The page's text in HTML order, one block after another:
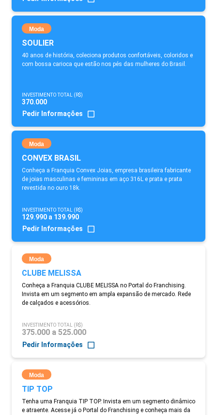
Moda
SOULIER
40 anos de história, coleciona produtos confortáveis, coloridos e
com bossa carioca que estão nos pés das mulheres do Brasil.
INVESTIMENTO TOTAL (R$)
370.000
Pedir Informações
Moda
CONVEX BRASIL
Conheça a Franquia Convex Joias, empresa brasileira fabricante
de joias masculinas e femininas em aço 316L e prata e prata
revestida no ouro 18k.
INVESTIMENTO TOTAL (R$)
129.990 a 139.990
Pedir Informações
Moda
CLUBE MELISSA
Conheça a Franquia CLUBE MELISSA no Portal do Franchising.
Invista em um segmento em ampla expansão de mercado. Rede
de calçados e acessórios.
INVESTIMENTO TOTAL (R$)
375.000 a 525.000
Pedir Informações
Moda
TIP TOP
Tenha uma Franquia TIP TOP. Invista em um segmento dinâmico
e atraente. Acesse já o Portal do Franchising e conheça mais da